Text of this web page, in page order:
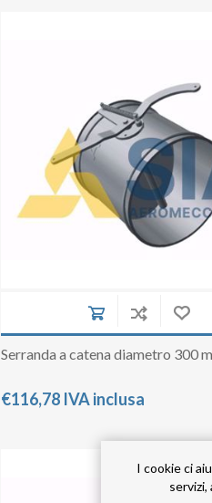
Serranda a catena diametro 300
€116,78 IVA inclusa
I cookie ci